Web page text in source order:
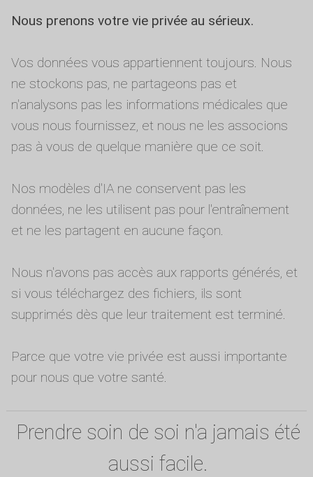
Nous prenons votre vie privée au sérieux.
Vos données vous appartiennent toujours. Nous
ne stockons pas, ne partageons pas et
n'analysons pas les informations médicales que
vous nous fournissez, et nous ne les associons
pas à vous de quelque manière que ce soit.
Nos modèles d'IA ne conservent pas les
données, ne les utilisent pas pour l'entraînement
et ne les partagent en aucune façon.
Nous n'avons pas accès aux rapports générés, et
si vous téléchargez des fichiers, ils sont
supprimés dès que leur traitement est terminé.
Parce que votre vie privée est aussi importante
pour nous que votre santé.
Prendre soin de soi n'a jamais été
aussi facile.